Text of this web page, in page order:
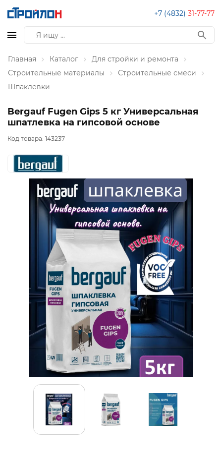
+7 (4832) 31-77-77
Главная Каталог
Для стройки и ремонта
Строительные материалы
Строительные смеси
Шпаклевки
Bergauf Fugen Gips 5 кг Универсальная
шпатлевка на гипсовой основе
Код товара: 143237